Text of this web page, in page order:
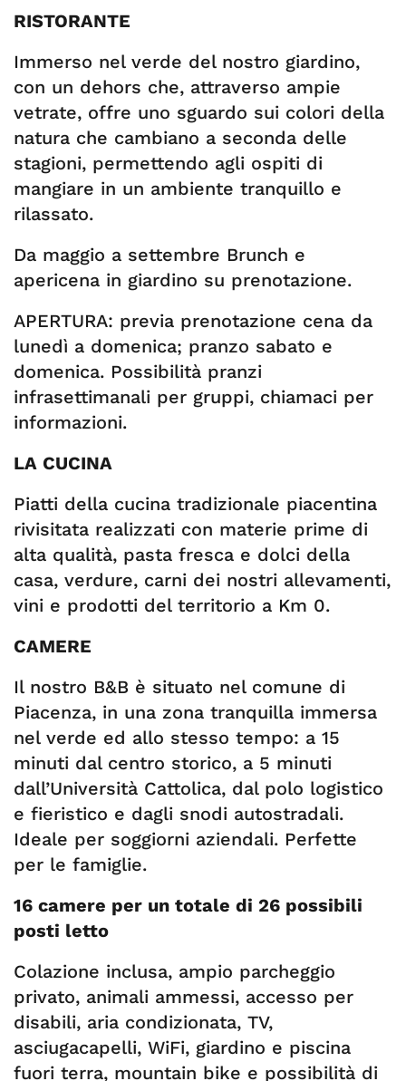
RISTORANTE
Immerso nel verde del nostro giardino,
con un dehors che, attraverso ampie
vetrate, offre uno sguardo sui colori della
natura che cambiano a seconda delle
stagioni, permettendo agli ospiti di
mangiare in un ambiente tranquillo e
rilassato.
Da maggio a settembre Brunch e
apericena in giardino su prenotazione.
APERTURA: previa prenotazione cena da
lunedì a domenica; pranzo sabato e
domenica. Possibilità pranzi
infrasettimanali per gruppi, chiamaci per
informazioni.
LA CUCINA
Piatti della cucina tradizionale piacentina
rivisitata realizzati con materie prime di
alta qualità, pasta fresca e dolci della
casa, verdure, carni dei nostri allevamenti,
vini e prodotti del territorio a Km 0.
CAMERE
Il nostro B&B è situato nel comune di
Piacenza, in una zona tranquilla immersa
nel verde ed allo stesso tempo: a 15
minuti dal centro storico, a 5 minuti
dall’Università Cattolica, dal polo logistico
e fieristico e dagli snodi autostradali.
Ideale per soggiorni aziendali. Perfette
per le famiglie. ​
16 camere per un totale di 26 possibili
posti letto
Colazione inclusa, ampio parcheggio
privato, animali ammessi, accesso per
disabili, aria condizionata, TV,
asciugacapelli, WiFi, giardino e piscina
fuori terra, mountain bike e possibilità di